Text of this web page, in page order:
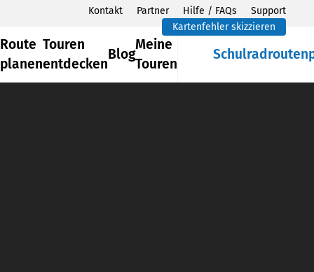
Kontakt Partner Hilfe / FAQs
Support
Kartenfehler skizzieren
Route
planen
Touren
entdecken
Blog
Meine
Touren